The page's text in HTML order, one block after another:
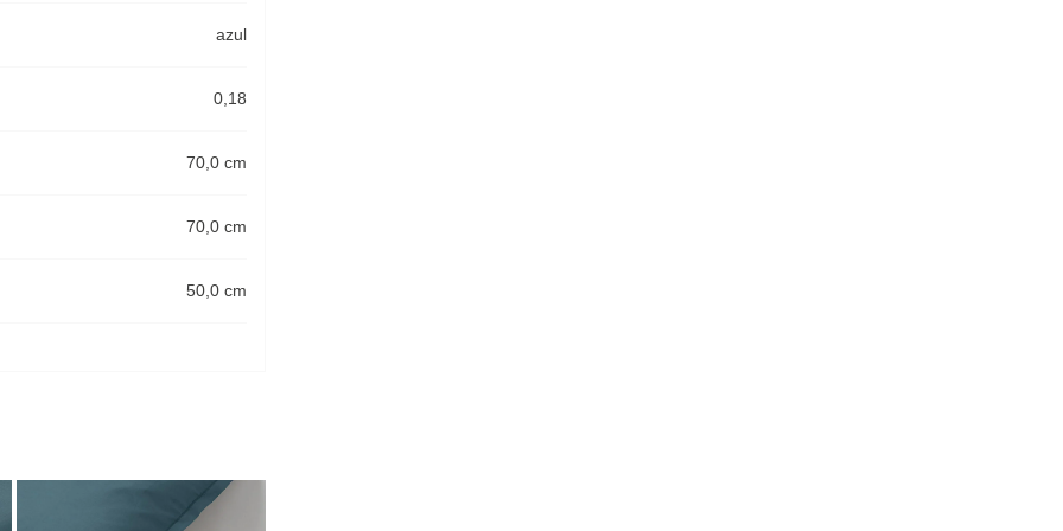
azul
0,18
70,0 cm
70,0 cm
50,0 cm